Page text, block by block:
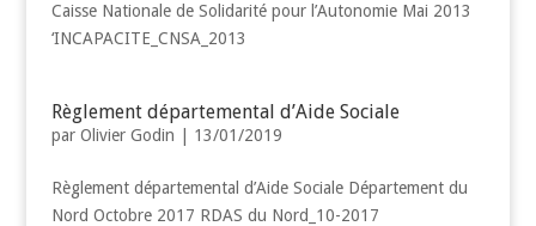
Caisse Nationale de Solidarité pour l’Autonomie Mai 2013
‘INCAPACITE_CNSA_2013
Règlement départemental d’Aide Sociale
par Olivier Godin 13/01/2019
Règlement départemental d’Aide Sociale Département du
Nord Octobre 2017 RDAS du Nord_10-2017